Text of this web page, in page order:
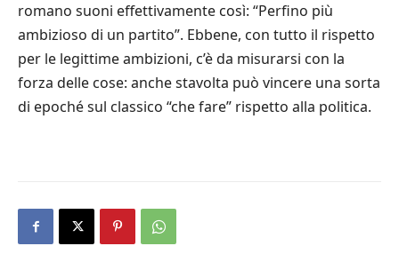
romano suoni effettivamente così: “Perfino più
ambizioso di un partito”. Ebbene, con tutto il rispetto
per le legittime ambizioni, c’è da misurarsi con la
forza delle cose: anche stavolta può vincere una sorta
di epoché sul classico “che fare” rispetto alla politica.